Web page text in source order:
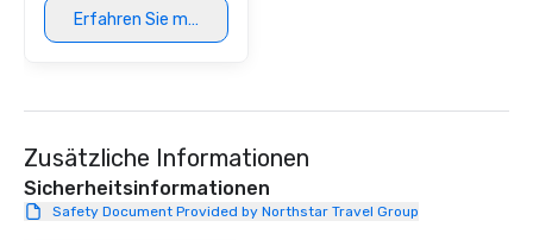
Erfahren Sie mehr
Zusätzliche Informationen
Sicherheitsinformationen
Safety Document Provided by Northstar Travel Group